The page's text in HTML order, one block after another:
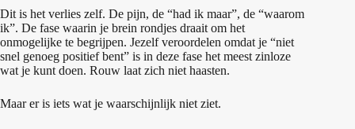
Dit is het verlies zelf. De pijn, de “had ik maar”, de “waarom
ik”. De fase waarin je brein rondjes draait om het
onmogelijke te begrijpen. Jezelf veroordelen omdat je “niet
snel genoeg positief bent” is in deze fase het meest zinloze
wat je kunt doen. Rouw laat zich niet haasten.
Maar er is iets wat je waarschijnlijk niet ziet.